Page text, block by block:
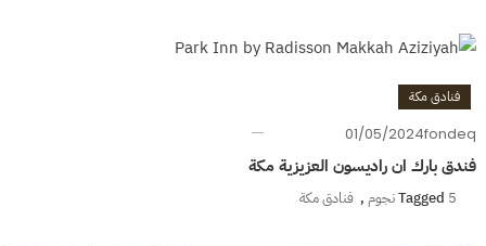
فنادق مكة
01/05/2024fondeq
فندق بارك ان راديسون العزيزية مكة
Tagged 5 نجوم , فنادق مكة